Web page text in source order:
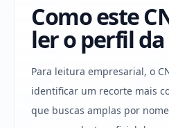
Como este
ler o perfil
Para leitura empresarial, o
identificar um recorte mais
que buscas amplas por